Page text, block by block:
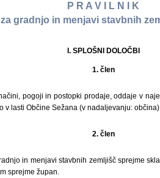
P R A V I L N I K
gradnjo in menjavi stavbnih
I. SPLOŠNI DOLOČBI
1. člen
pogoji in postopki prodaje, oddaje v
v lasti Občine Sežana (v nadaljevanju: občina).
2. člen
in menjavi stavbnih zemljišč sprejme
sprejme župan.